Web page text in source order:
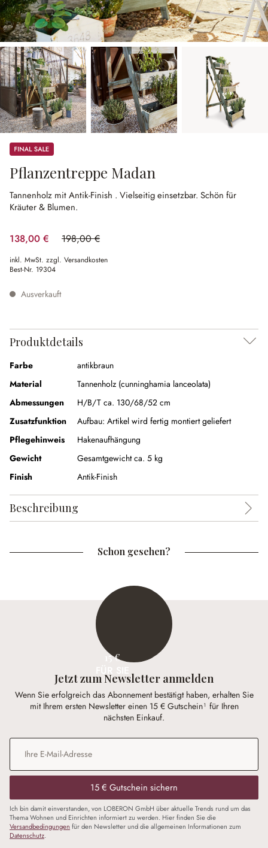
Sale
Pflanzentreppe Madan
Tannenholz mit Antik-Finish . Vielseitig einsetzbar. Schön für
Kräuter & Blumen.
138,00 € 198,00 €
(30.3% gespart)
inkl. MwSt. zzgl. Versandkosten
Best-Nr. 19304
Ausverkauft
Produktdetails
Farbe
antikbraun
Material
Tannenholz (cunninghamia lanceolata)
Abmessungen
H/B/T ca. 130/68/52 cm
Zusatzfunktion
Aufbau: Artikel wird fertig montiert geliefert
Pflegehinweis
Hakenaufhängung
Gewicht
Gesamtgewicht ca. 5 kg
Finish
Antik-Finish
Beschreibung
Schon gesehen?
15 €
Jetzt zum Newsletter anmelden
Wenn Sie erfolgreich das Abonnement bestätigt haben, erhalten Sie
mit Ihrem ersten Newsletter einen 15 € Gutschein¹ für Ihren
nächsten Einkauf.
E-Mail-Adresse
15 € Gutschein sichern
Ich bin damit einverstanden, von LOBERON GmbH über aktuelle Trends rund um das
Thema Wohnen und Einrichten informiert zu werden. Hier finden Sie die
Versandbedingungen für den Newsletter und die allgemeinen Informationen zum
Datenschutz.